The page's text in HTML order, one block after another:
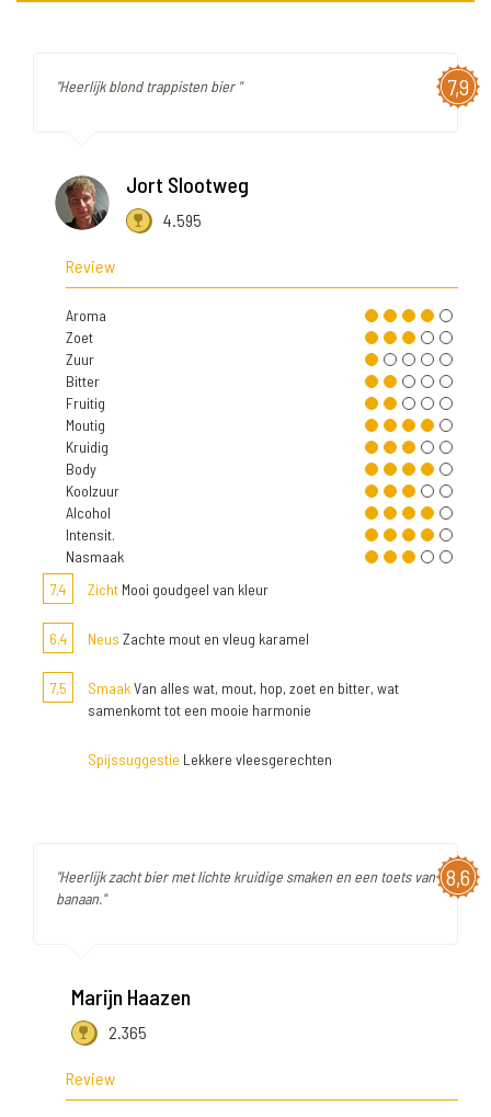
7,9
"Heerlijk blond trappisten bier "
Jort Slootweg
4.595
Review
Aroma
Zoet
Zuur
Bitter
Fruitig
Moutig
Kruidig
Body
Koolzuur
Alcohol
Intensit.
Nasmaak
7,4
Zicht Mooi goudgeel van kleur
6,4 Neus Zachte mout en vleug karamel
7,5 SmaakVan alles wat, mout, hop, zoet en bitter, wat
samenkomt tot een mooie harmonie
Spijssuggestie Lekkere vleesgerechten
8,6
"Heerlijk zacht bier met lichte kruidige smaken en een toets van
banaan."
Marijn Haazen
2.365
Review